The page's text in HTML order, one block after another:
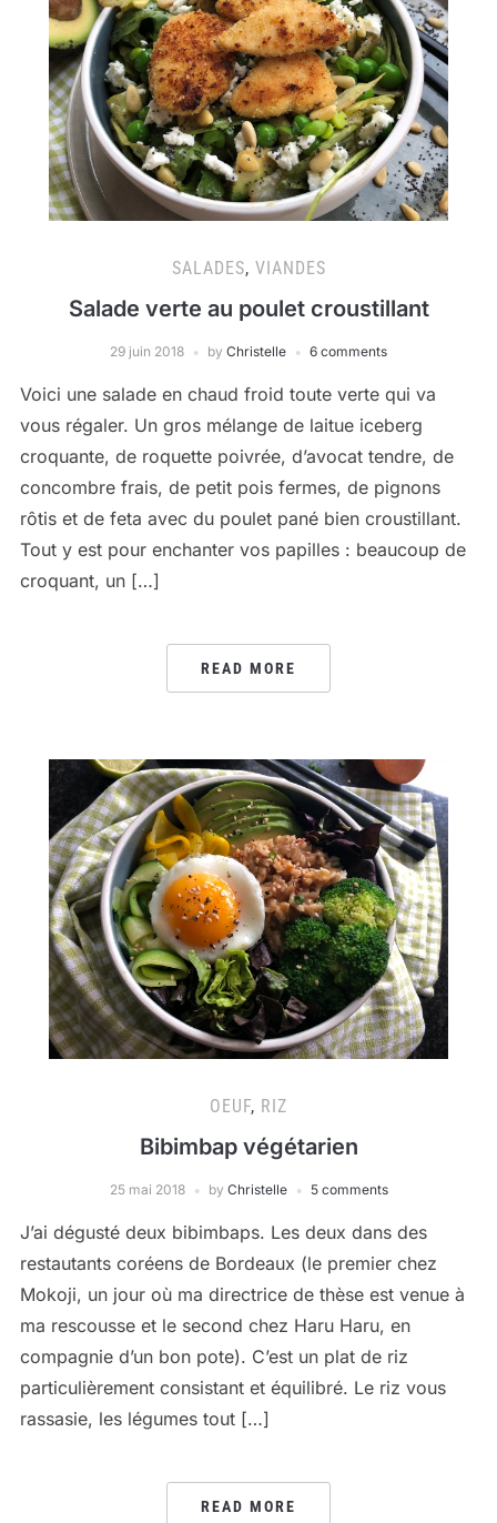
SALADES, VIANDES
Salade verte au poulet croustillant
29 juin 2018 by Christelle 6 comments
Voici une salade en chaud froid toute verte qui va
vous régaler. Un gros mélange de laitue iceberg
croquante, de roquette poivrée, d’avocat tendre, de
concombre frais, de petit pois fermes, de pignons
rôtis et de feta avec du poulet pané bien croustillant.
Tout y est pour enchanter vos papilles : beaucoup de
croquant, un […]
READ MORE
OEUF, RIZ
Bibimbap végétarien
25 mai 2018 by Christelle 5 comments
J’ai dégusté deux bibimbaps. Les deux dans des
restautants coréens de Bordeaux (le premier chez
Mokoji, un jour où ma directrice de thèse est venue à
ma rescousse et le second chez Haru Haru, en
compagnie d’un bon pote). C’est un plat de riz
particulièrement consistant et équilibré. Le riz vous
rassasie, les légumes tout […]
READ MORE